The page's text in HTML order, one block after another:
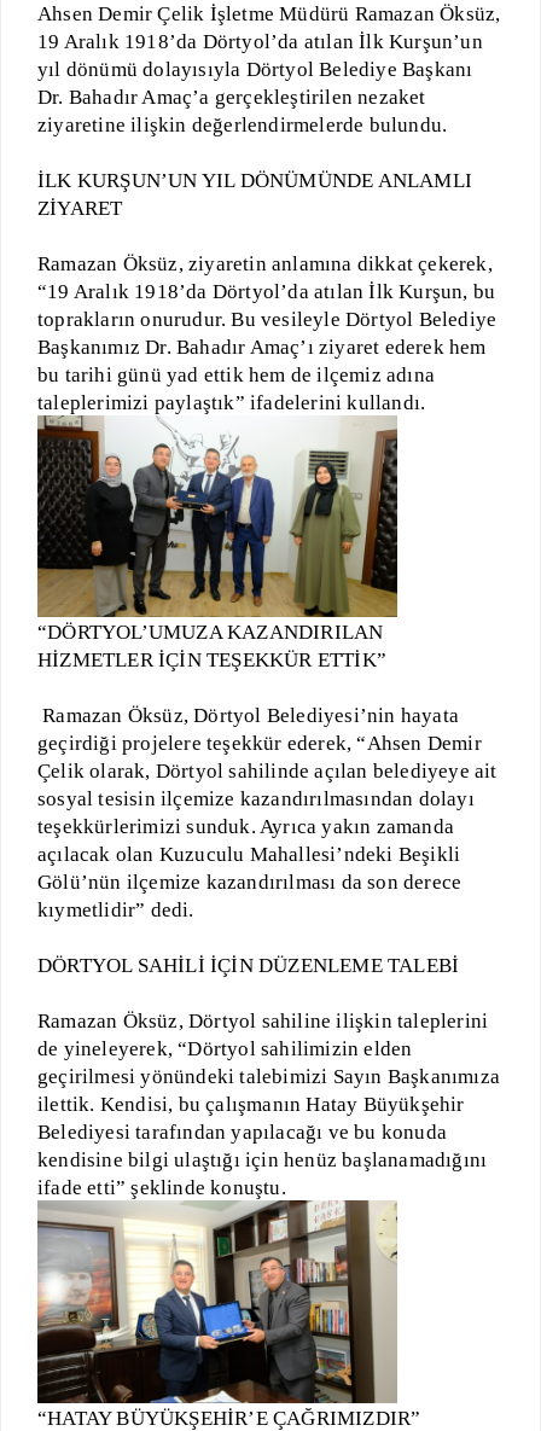
Ahsen Demir Çelik İşletme Müdürü Ramazan Öksüz,
19 Aralık 1918’da Dörtyol’da atılan İlk Kurşun’un
yıl dönümü dolayısıyla Dörtyol Belediye Başkanı
Dr. Bahadır Amaç’a gerçekleştirilen nezaket
ziyaretine ilişkin değerlendirmelerde bulundu.
İLK KURŞUN’UN YIL DÖNÜMÜNDE ANLAMLI
ZİYARET
Ramazan Öksüz, ziyaretin anlamına dikkat çekerek,
“19 Aralık 1918’da Dörtyol’da atılan İlk Kurşun, bu
toprakların onurudur. Bu vesileyle Dörtyol Belediye
Başkanımız Dr. Bahadır Amaç’ı ziyaret ederek hem
bu tarihi günü yad ettik hem de ilçemiz adına
taleplerimizi paylaştık” ifadelerini kullandı.
“DÖRTYOL’UMUZA KAZANDIRILAN
HİZMETLER İÇİN TEŞEKKÜR ETTİK”
Ramazan Öksüz, Dörtyol Belediyesi’nin hayata
geçirdiği projelere teşekkür ederek, “Ahsen Demir
Çelik olarak, Dörtyol sahilinde açılan belediyeye ait
sosyal tesisin ilçemize kazandırılmasından dolayı
teşekkürlerimizi sunduk. Ayrıca yakın zamanda
açılacak olan Kuzuculu Mahallesi’ndeki Beşikli
Gölü’nün ilçemize kazandırılması da son derece
kıymetlidir” dedi.
DÖRTYOL SAHİLİ İÇİN DÜZENLEME TALEBİ
Ramazan Öksüz, Dörtyol sahiline ilişkin taleplerini
de yineleyerek, “Dörtyol sahilimizin elden
geçirilmesi yönündeki talebimizi Sayın Başkanımıza
ilettik. Kendisi, bu çalışmanın Hatay Büyükşehir
Belediyesi tarafından yapılacağı ve bu konuda
kendisine bilgi ulaştığı için henüz başlanamadığını
ifade etti” şeklinde konuştu.
“HATAY BÜYÜKŞEHİR’E ÇAĞRIMIZDIR”